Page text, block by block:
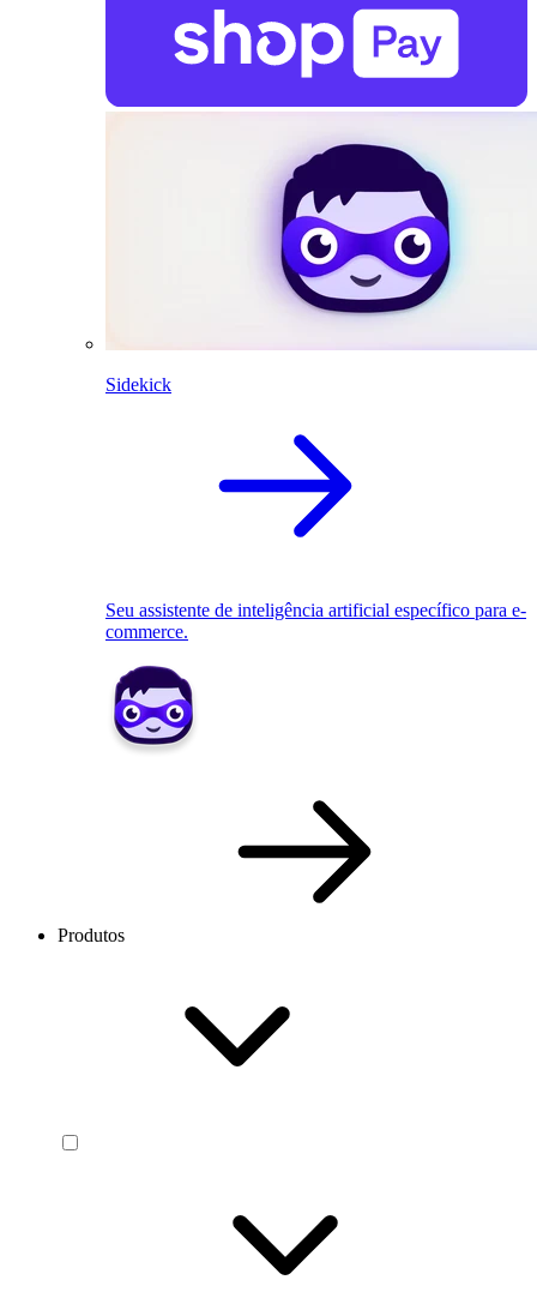
Sidekick
Seu assistente de inteligência artificial específico para e-
commerce.
Produtos